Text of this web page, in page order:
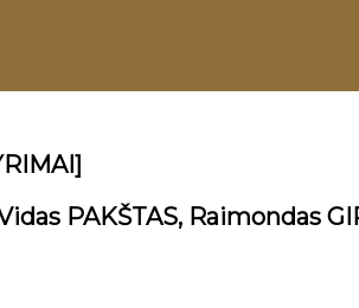
PAKŠTAS, Raimondas